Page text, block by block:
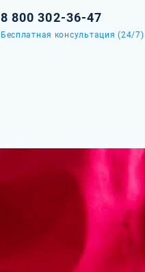
8 800 302-36-47
Бесплатная консультация (24/7)